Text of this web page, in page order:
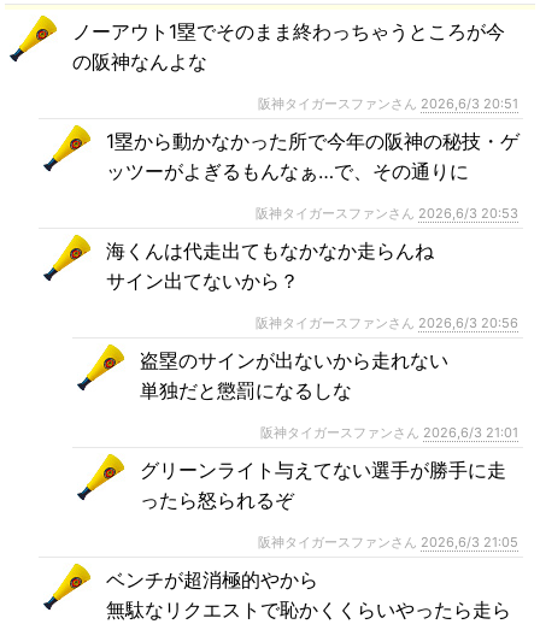
ノーアウト1塁でそのまま終わっちゃうところが今
の阪神なんよな
阪神タイガースファンさん 2026,6/3 20:51
1塁から動かなかった所で今年の阪神の秘技・ゲ
ッツーがよぎるもんなぁ…で、その通りに
阪神タイガースファンさん 2026,6/3 20:53
海くんは代走出てもなかなか走らんね
サイン出てないから？
阪神タイガースファンさん 2026,6/3 20:56
盗塁のサインが出ないから走れない
単独だと懲罰になるしな
阪神タイガースファンさん 2026,6/3 21:01
グリーンライト与えてない選手が勝手に走
ったら怒られるぞ
阪神タイガースファンさん 2026,6/3 21:05
ベンチが超消極的やから
無駄なリクエストで恥かくくらいやったら走ら